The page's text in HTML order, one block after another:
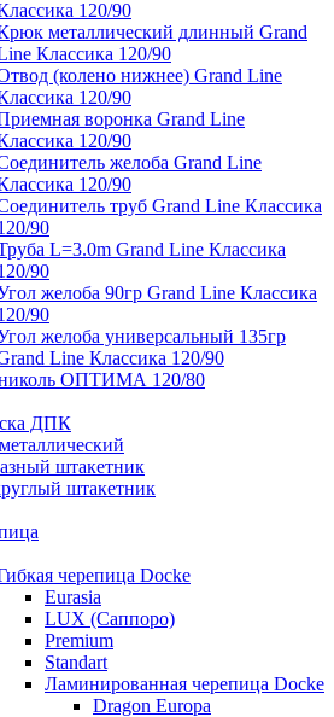
120/90
металлический длинный Grand
Классика 120/90
(колено нижнее) Grand Line
120/90
воронка Grand Line
120/90
желоба Grand Line
120/90
труб Grand Line Классика
90
L=3.0m Grand Line Классика
90
желоба 90гр Grand Line Классика
90
желоба универсальный 135гр
Line Классика 120/90
ОПТИМА 120/80
ДПК
штакетник
штакетник
черепица Docke
Eurasia
LUX (Саппоро)
Premium
Standart
Ламинированная черепица Docke
Dragon Europa